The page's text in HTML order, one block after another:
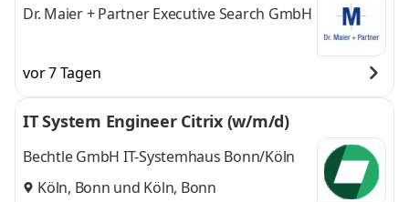
Dr. Maier + Partner Executive Search GmbH
vor 7 Tagen
IT System Engineer Citrix (w/m/d)
Bechtle GmbH IT-Systemhaus Bonn/Köln
Köln, Bonn und Köln, Bonn